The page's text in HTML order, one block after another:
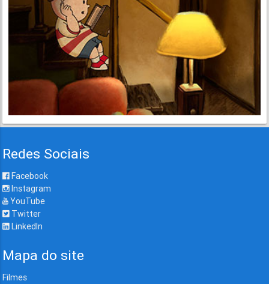
Redes Sociais
Facebook
Instagram
YouTube
Twitter
LinkedIn
Mapa do site
Filmes